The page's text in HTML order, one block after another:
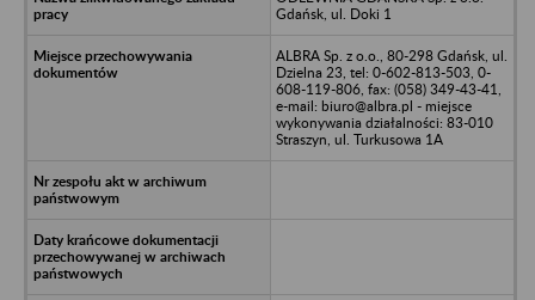
Gdańsk, ul. Doki 1
ALBRA Sp. z o.o., 80-298 Gdańsk, ul.
Dzielna 23, tel: 0-602-813-503, 0-
608-119-806, fax: (058) 349-43-41,
e-mail: biuro@albra.pl - miejsce
wykonywania działalności: 83-010
Straszyn, ul. Turkusowa 1A